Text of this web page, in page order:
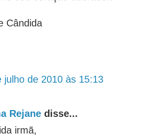
Cândida
julho de 2010 às 15:13
Rejane disse...
irmã,